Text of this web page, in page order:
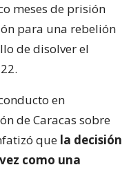
meses de prisión
para una rebelión
de disolver el
en
de Caracas sobre
que la decisión
como una